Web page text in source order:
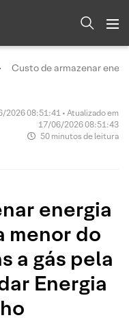
Custo de armazenar
2026 08:51:41 • Atualizado em
17/06/2026 08:51:43
50 minutos de leitura
energia
menor do
a gás pela
Energia